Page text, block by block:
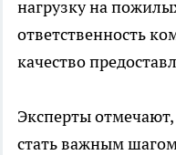
нагрузку на
ответственность
качество
Эксперты
стать важным